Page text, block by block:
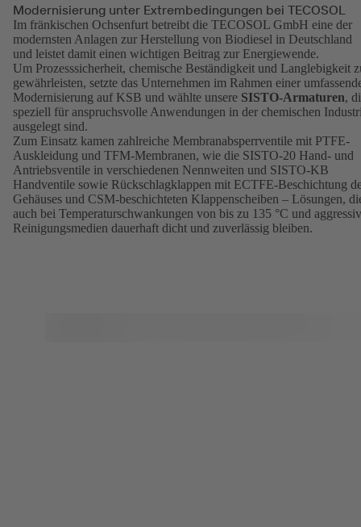
Modernisierung unter Extrembedingungen bei TECOSOL
Im fränkischen Ochsenfurt betreibt die TECOSOL GmbH eine der
modernsten Anlagen zur Herstellung von Biodiesel in Deutschland
und leistet damit einen wichtigen Beitrag zur Energiewende.
Um Prozesssicherheit, chemische Beständigkeit und Langlebigkeit
gewährleisten, setzte das Unternehmen im Rahmen einer
Modernisierung auf KSB und wählte unsere SISTO-Armaturen,
speziell für anspruchsvolle Anwendungen in der chemischen
ausgelegt sind.
Zum Einsatz kamen zahlreiche Membranabsperrventile mit PTFE-
Auskleidung und TFM-Membranen, wie die SISTO-20 Hand- und
Antriebsventile in verschiedenen Nennweiten und SISTO-KB
Handventile sowie Rückschlagklappen mit ECTFE-Beschichtung
Gehäuses und CSM-beschichteten Klappenscheiben – Lösungen,
auch bei Temperaturschwankungen von bis zu 135 °C und
Reinigungsmedien dauerhaft dicht und zuverlässig bleiben.